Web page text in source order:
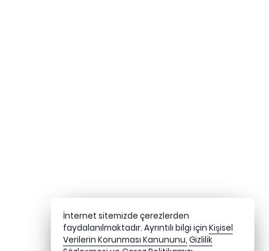
İnternet sitemizde çerezlerden
faydalanılmaktadır. Ayrıntılı bilgi için Kişisel
Verilerin Korunması Kanununu, Gizlilik